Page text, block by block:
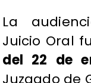
La
Juicio Oral
del 22 de
Juzgado de